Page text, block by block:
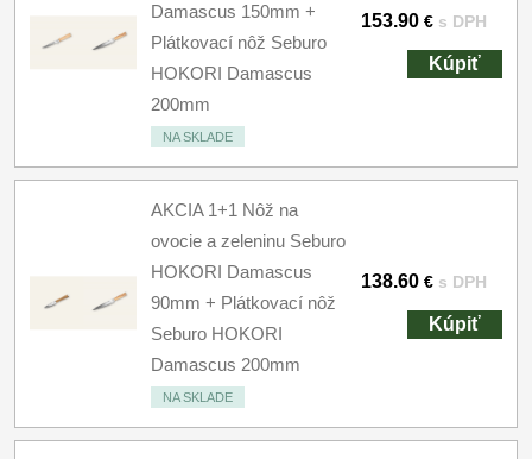
Damascus 150mm +
Plátkovací nôž Seburo
HOKORI Damascus
200mm
NA SKLADE
153.90 € s DPH
Kúpiť
AKCIA 1+1 Nôž na
ovocie a zeleninu Seburo
HOKORI Damascus
90mm + Plátkovací nôž
Seburo HOKORI
Damascus 200mm
NA SKLADE
138.60 € s DPH
Kúpiť